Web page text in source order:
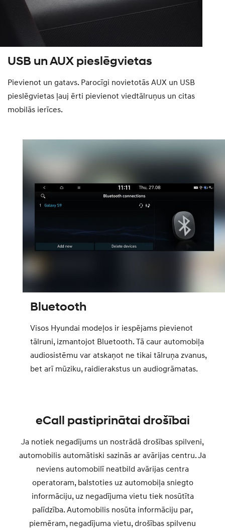
USB un AUX pieslēgvietas
Pievienot un gatavs. Parocīgi novietotās AUX un USB
pieslēgvietas ļauj ērti pievienot viedtālruņus un citas
mobilās ierīces.
Bluetooth
Visos Hyundai modeļos ir iespējams pievienot
tālruni, izmantojot Bluetooth. Tā caur automobiļa
audiosistēmu var atskaņot ne tikai tālruņa zvanus,
bet arī mūziku, raidierakstus un audiogrāmatas.
eCall pastiprinātai drošībai
Ja notiek negadījums un nostrādā drošības spilveni,
automobilis automātiski sazinās ar avārijas centru. Ja
neviens automobilī neatbild avārijas centra
operatoram, balstoties uz automobiļa sniegto
informāciju, uz negadījuma vietu tiek nosūtīta
palīdzība. Automobilis nosūta informāciju par,
piemēram, negadījuma vietu, drošības spilvenu